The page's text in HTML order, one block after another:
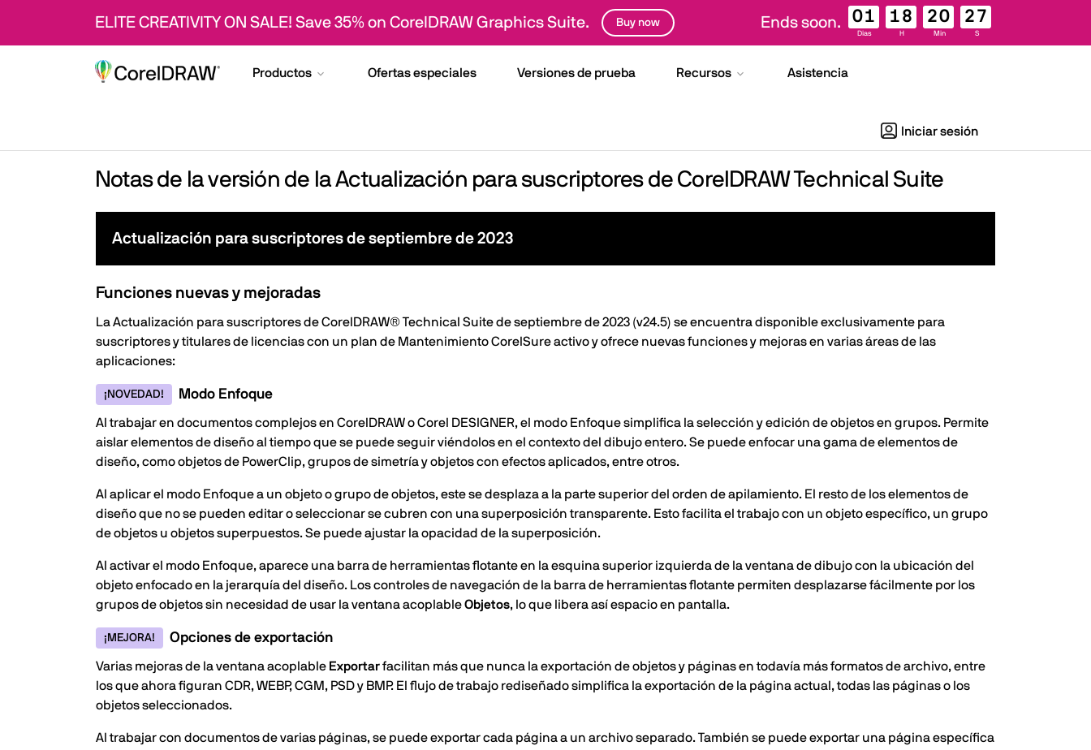
ELITE CREATIVITY ON SALE! Save 35% on CorelDRAW Graphics Suite. Buy now Ends soon. 01
Dias
18
H
20
Min
26
S
Productos Ofertas especiales Versiones de prueba Recursos Asistencia
Iniciar sesión
Notas de la versión de la Actualización para suscriptores de CorelDRAW Technical Suite
Actualización para suscriptores de septiembre de 2023
Funciones nuevas y mejoradas
La Actualización para suscriptores de CorelDRAW® Technical Suite de septiembre de 2023 (v24.5) se encuentra disponible exclusivamente para
suscriptores y titulares de licencias con un plan de Mantenimiento CorelSure activo y ofrece nuevas funciones y mejoras en varias áreas de las
aplicaciones:
¡NOVEDAD! Modo Enfoque
Al trabajar en documentos complejos en CorelDRAW o Corel DESIGNER, el modo Enfoque simplifica la selección y edición de objetos en grupos. Permite
aislar elementos de diseño al tiempo que se puede seguir viéndolos en el contexto del dibujo entero. Se puede enfocar una gama de elementos de
diseño, como objetos de PowerClip, grupos de simetría y objetos con efectos aplicados, entre otros.
Al aplicar el modo Enfoque a un objeto o grupo de objetos, este se desplaza a la parte superior del orden de apilamiento. El resto de los elementos de
diseño que no se pueden editar o seleccionar se cubren con una superposición transparente. Esto facilita el trabajo con un objeto específico, un grupo
de objetos u objetos superpuestos. Se puede ajustar la opacidad de la superposición.
Al activar el modo Enfoque, aparece una barra de herramientas flotante en la esquina superior izquierda de la ventana de dibujo con la ubicación del
objeto enfocado en la jerarquía del diseño. Los controles de navegación de la barra de herramientas flotante permiten desplazarse fácilmente por los
grupos de objetos sin necesidad de usar la ventana acoplableObjetos, lo que libera así espacio en pantalla.
¡MEJORA! Opciones de exportación
Varias mejoras de la ventana acoplable Exportarfacilitan más que nunca la exportación de objetos y páginas en todavía más formatos de archivo, entre
los que ahora figuran CDR, WEBP, CGM, PSD y BMP. El flujo de trabajo rediseñado simplifica la exportación de la página actual, todas las páginas o los
objetos seleccionados.
Al trabajar con documentos de varias páginas, se puede exportar cada página a un archivo separado. También se puede exportar una página específica